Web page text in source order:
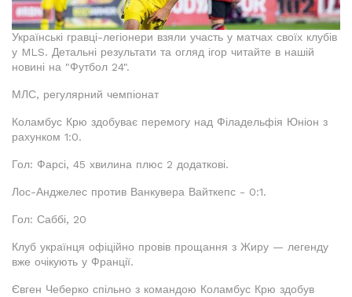
Українські гравці-легіонери взяли участь у матчах своїх клубів
у MLS. Детальні результати та огляд ігор читайте в нашій
новині на "Футбол 24".
МЛС, регулярний чемпіонат
Коламбус Крю здобуває перемогу над Філадельфія Юніон з
рахунком 1:0.
Гол: Фарсі, 45 хвилина плюс 2 додаткові.
Лос-Анджелес против Ванкувера Вайткепс - 0:1.
Гол: Саббі, 20
Клуб українця офіційно провів прощання з Жиру — легенду
вже очікують у Франції.
Євген Чеберко спільно з командою Коламбус Крю здобув